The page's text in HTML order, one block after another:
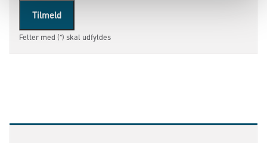
Tilmeld
Felter med (*) skal udfyldes